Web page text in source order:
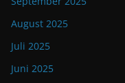
August 2025
Juli 2025
Juni 2025